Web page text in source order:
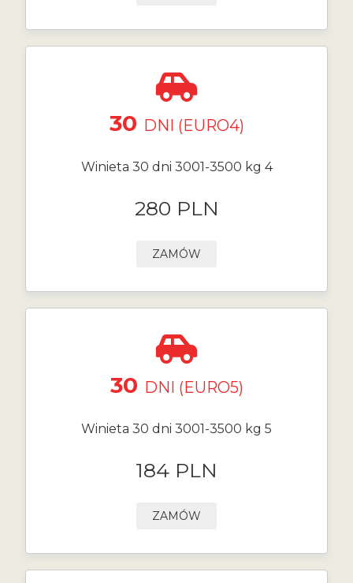
30 DNI (EURO4)
Winieta 30 dni 3001-3500 kg 4
280 PLN
ZAMÓW
30 DNI (EURO5)
Winieta 30 dni 3001-3500 kg 5
184 PLN
ZAMÓW